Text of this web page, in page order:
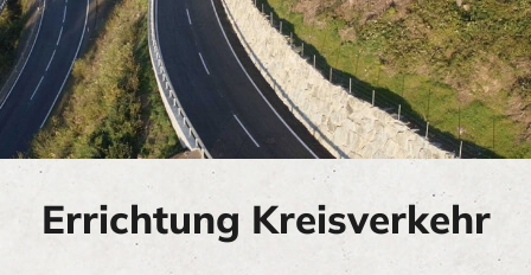
Errichtung Kreisverkehr